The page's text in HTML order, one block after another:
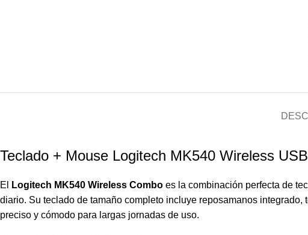
Teclado + Mouse Logitech MK540 Wireless
El Logitech MK540 Wireless Combo es la combinación perfecta de
diario. Su teclado de tamaño completo incluye reposamanos
preciso y cómodo para largas jornadas de uso.